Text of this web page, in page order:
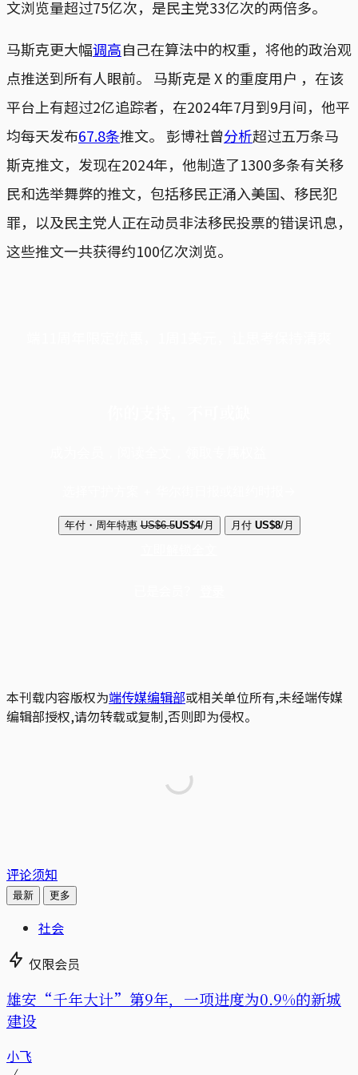
文浏览量超过75亿次，是民主党33亿次的两倍多。
马斯克更大幅调高自己在算法中的权重，将他的政治观
点推送到所有人眼前。 马斯克是 X 的重度用户 ，在该
平台上有超过2亿追踪者，在2024年7月到9月间，他平
均每天发布67.8条推文。 彭博社曾分析超过五万条马
斯克推文，发现在2024年，他制造了1300多条有关移
民和选举舞弊的推文，包括移民正涌入美国、移民犯
罪，以及民主党人正在动员非法移民投票的错误讯息，
这些推文一共获得约100亿次浏览。
年付・周年特惠 US$6.5US$4/月 月付 US$8/月
本刊载内容版权为端传媒编辑部或相关单位所有,未经端传媒
编辑部授权,请勿转载或复制,否则即为侵权。
评论须知
最新 更多
社会
仅限会员
雄安“千年大计”第9年，一项进度为0.9%的新城
建设
小飞